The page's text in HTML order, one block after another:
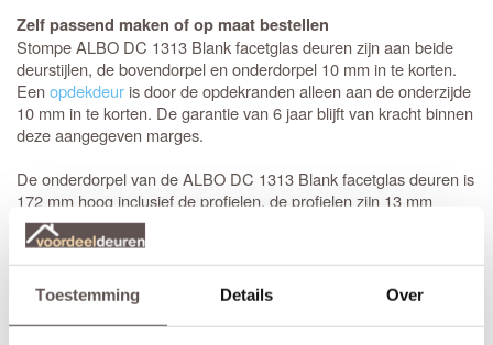
Toestemming Details Over
Zelf passend maken of op maat bestellen
Stompe ALBO DC 1313 Blank facetglas deuren zijn aan beide
deurstijlen, de bovendorpel en onderdorpel 10 mm in te korten.
Eenopdekdeur is door de opdekranden alleen aan de onderzijde
10 mm in te korten. De garantie van 6 jaar blijft van kracht binnen
deze aangegeven marges.
De onderdorpel van de ALBO DC 1313 Blank facetglas deuren is
172 mm hoog inclusief de profielen, de profielen zijn 13 mm
breed. De zijstijlen en de bovendorpel zijn 128 mm hoog inclusief
de profielen en de tussenligger in de deur is 110 mm breed
inclusief de profielen.
Alle Albo Signature DC en DA deuren zijn leverbaar als draai-,
schuif-, taatsdeuren of als dubbele deurenset. Daarnaast zijn de